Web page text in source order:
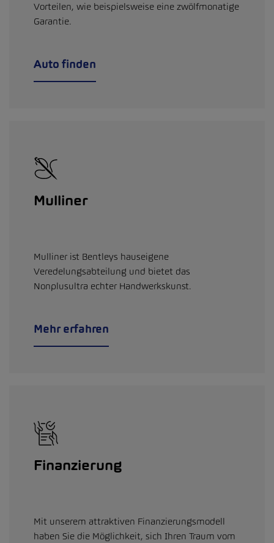
Vorteilen, wie beispielsweise eine zwölfmonatige
Garantie.
Auto finden
Mulliner
Mulliner ist Bentleys hauseigene
Veredelungsabteilung und bietet das
Nonplusultra echter Handwerkskunst.
Mehr erfahren
Finanzierung
Mit unserem attraktiven Finanzierungsmodell
haben Sie die Möglichkeit, sich Ihren Traum vom